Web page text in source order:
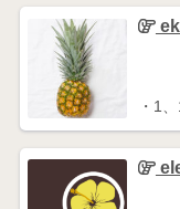
・1